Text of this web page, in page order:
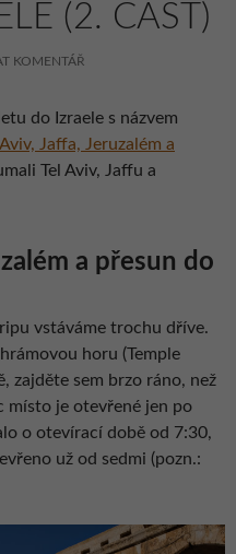
(2. ČÁST)
KOMENTÁŘ
do Izraele s názvem
Jaffa, Jeruzalém a
Tel Aviv, Jaffu a
a přesun do
vstáváme trochu dříve.
horu (Temple
zajděte sem brzo ráno, než
je otevřené jen po
o otevírací době od 7:30,
už od sedmi (pozn.: